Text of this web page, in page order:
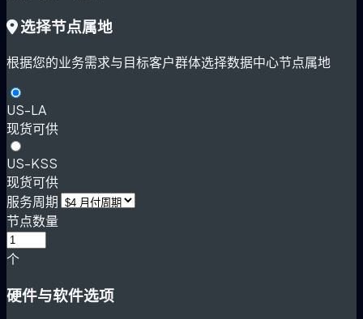
选择节点属地
根据您的业务需求与目标客户群体选择数据中心节点属地
US-LA
现货可供
US-KSS
现货可供
服务周期
节点数量
个
硬件与软件选项